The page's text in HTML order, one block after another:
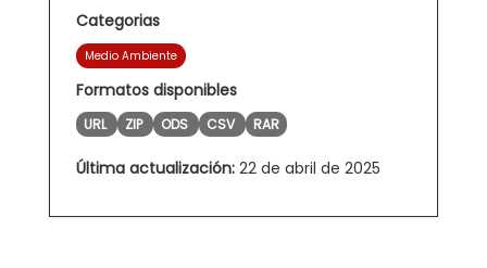
Categorias
Medio Ambiente
Formatos disponibles
URL ZIP ODS CSV RAR
Última actualización: 22 de abril de 2025